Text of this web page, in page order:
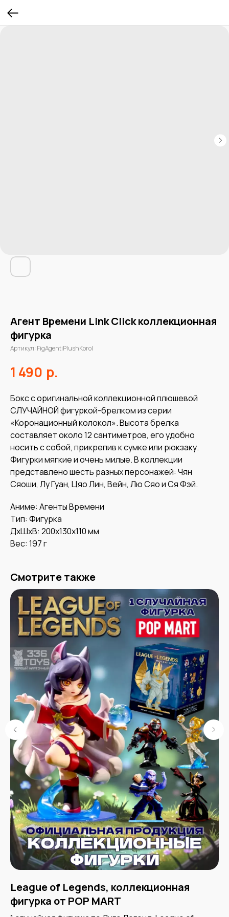
Агент Времени Link Click коллекционная
фигурка
Артикул: FigAgentiPlushKorol
1 490 р.
Бокс с оригинальной коллекционной плюшевой
СЛУЧАЙНОЙ фигуркой-брелком из серии
«Коронационный колокол». Высота брелка
составляет около 12 сантиметров, его удобно
носить с собой, прикрепив к сумке или рюкзаку.
Фигурки мягкие и очень милые. В коллекции
представлено шесть разных персонажей: Чян
Сяоши, Лу Гуан, Цяо Лин, Вейн, Лю Сяо и Ся Фэй.
Аниме: Агенты Времени
Тип: Фигурка
ДxШxВ: 200x130x110 мм
Вес: 197 г
Смотрите также
League of Legends, коллекционная
фигурка от POP MART